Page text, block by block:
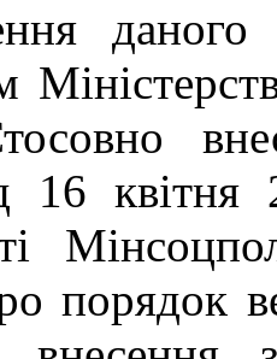
даного
16
порядок